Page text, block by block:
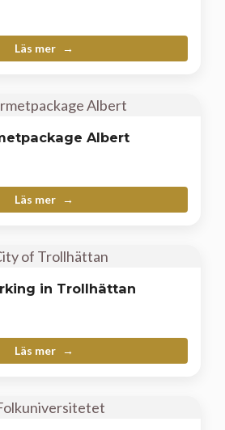
Läs mer
Albert
Läs mer
in Trollhättan
Läs mer